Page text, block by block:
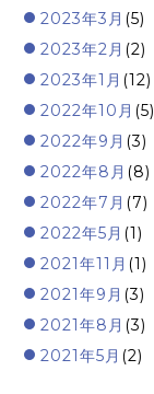
2023年3月 (5)
2023年2月 (2)
2023年1月 (12)
2022年10月 (5)
2022年9月 (3)
2022年8月 (8)
2022年7月 (7)
2022年5月 (1)
2021年11月 (1)
2021年9月 (3)
2021年8月 (3)
2021年5月 (2)